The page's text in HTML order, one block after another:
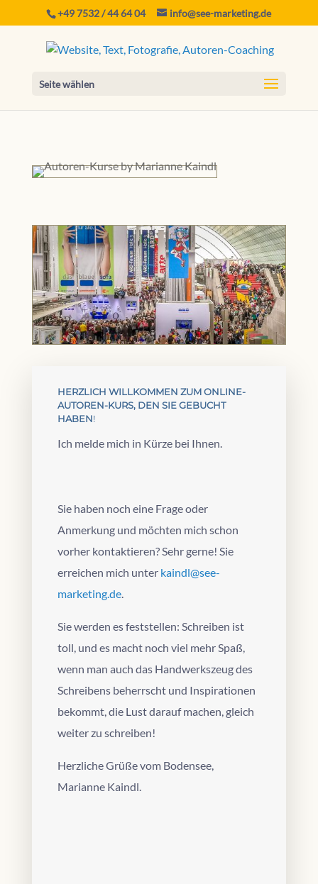
+49 7532 / 44 64 04 info@see-marketing.de
Seite wählen
HERZLICH WILLKOMMEN ZUM ONLINE-
AUTOREN-KURS, DEN SIE GEBUCHT
HABEN!
Ich melde mich in Kürze bei Ihnen.
Sie haben noch eine Frage oder
Anmerkung und möchten mich schon
vorher kontaktieren? Sehr gerne! Sie
erreichen mich unter kaindl@see-
marketing.de.
Sie werden es feststellen: Schreiben ist
toll, und es macht noch viel mehr Spaß,
wenn man auch das Handwerkszeug des
Schreibens beherrscht und Inspirationen
bekommt, die Lust darauf machen, gleich
weiter zu schreiben!
Herzliche Grüße vom Bodensee,
Marianne Kaindl.